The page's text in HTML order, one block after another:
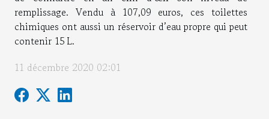
remplissage. Vendu à 107,09 euros, ces toilettes
chimiques ont aussi un réservoir d’eau propre qui peut
contenir 15 L.
11 décembre 2020 02:01